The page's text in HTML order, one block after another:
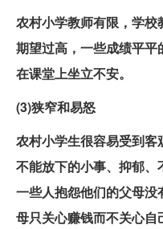
农村小学教师有限，学
期望过高，一些成绩平平
在课堂上坐立不安。
(3)狭窄和易怒
农村小学生很容易受到
不能放下的小事、抑郁、
一些人抱怨他们的父母
母只关心赚钱而不关心